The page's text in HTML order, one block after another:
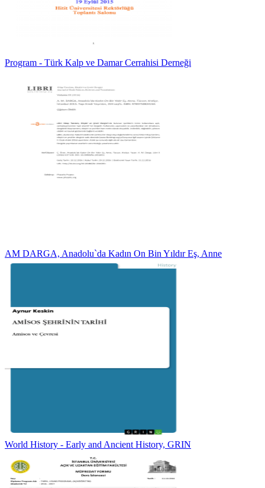
Program - Türk Kalp ve Damar Cerrahisi Derneği
AM DARGA, Anadolu`da Kadın On Bin Yıldır Eş, Anne
World History - Early and Ancient History, GRIN